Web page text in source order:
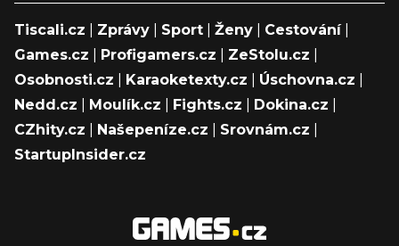
Tiscali.cz Zprávy Sport Ženy Cestování|
Games.cz
Profigamers.cz ZeStolu.cz
Osobnosti.cz
Karaoketexty.cz Úschovna.cz
Nedd.cz
Moulík.cz Fights.cz Dokina.cz
CZhity.cz
Našepeníze.cz Srovnám.cz
StartupInsider.cz